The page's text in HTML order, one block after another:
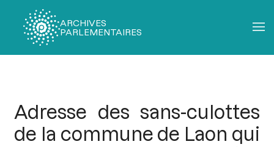
ARCHIVES
PARLEMENTAIRES
Adresse des sans-culottes
de la commune de Laon qui